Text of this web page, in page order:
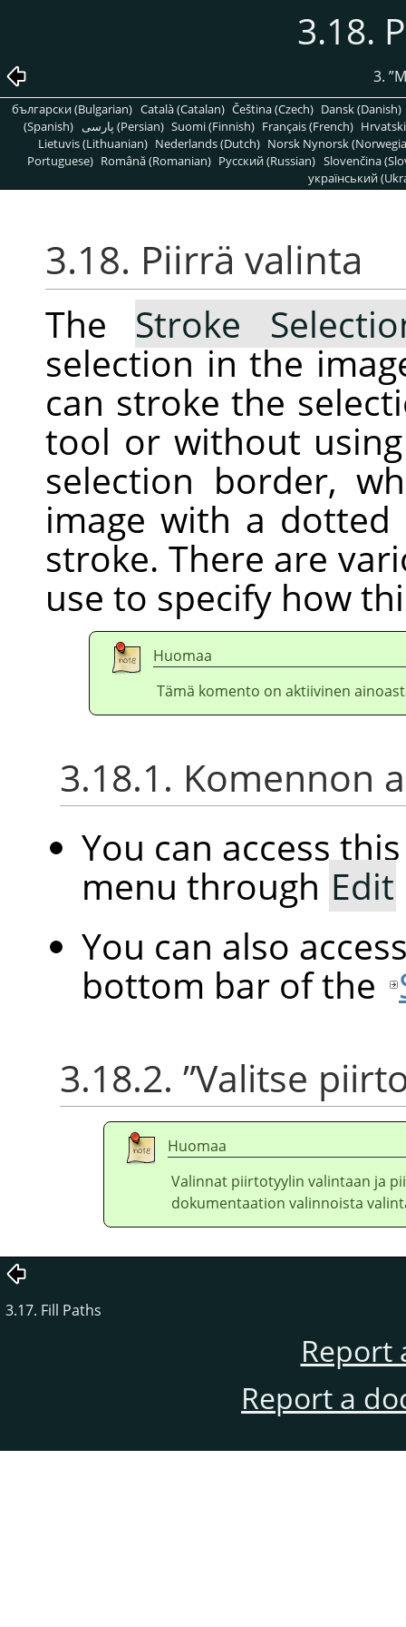
3.18.
3. ”
български (Bulgarian) Català (Catalan) Čeština (Czech) Dansk (Danish)
(Spanish)
پارسی (Persian) Suomi (Finnish) Français (French)
Lietuvis (Lithuanian) Nederlands (Dutch) Norsk Nynorsk
Portuguese) Română (Romanian) Pусский (Russian) Slovenčina
український
3.18. Piirrä valinta
The Stroke
selection in the
can stroke the
tool or without
selection border,
image with a
stroke. There are
use to specify how
Huomaa
Tämä komento on aktiivinen
3.18.1. Komennon
You can access
menu through Edit
You can also
bottom bar of the
3.18.2. ”Valitse
Huomaa
Valinnat piirtotyylin valintaan ja
dokumentaation valinnoista
3.17. Fill Paths
Report
Report a